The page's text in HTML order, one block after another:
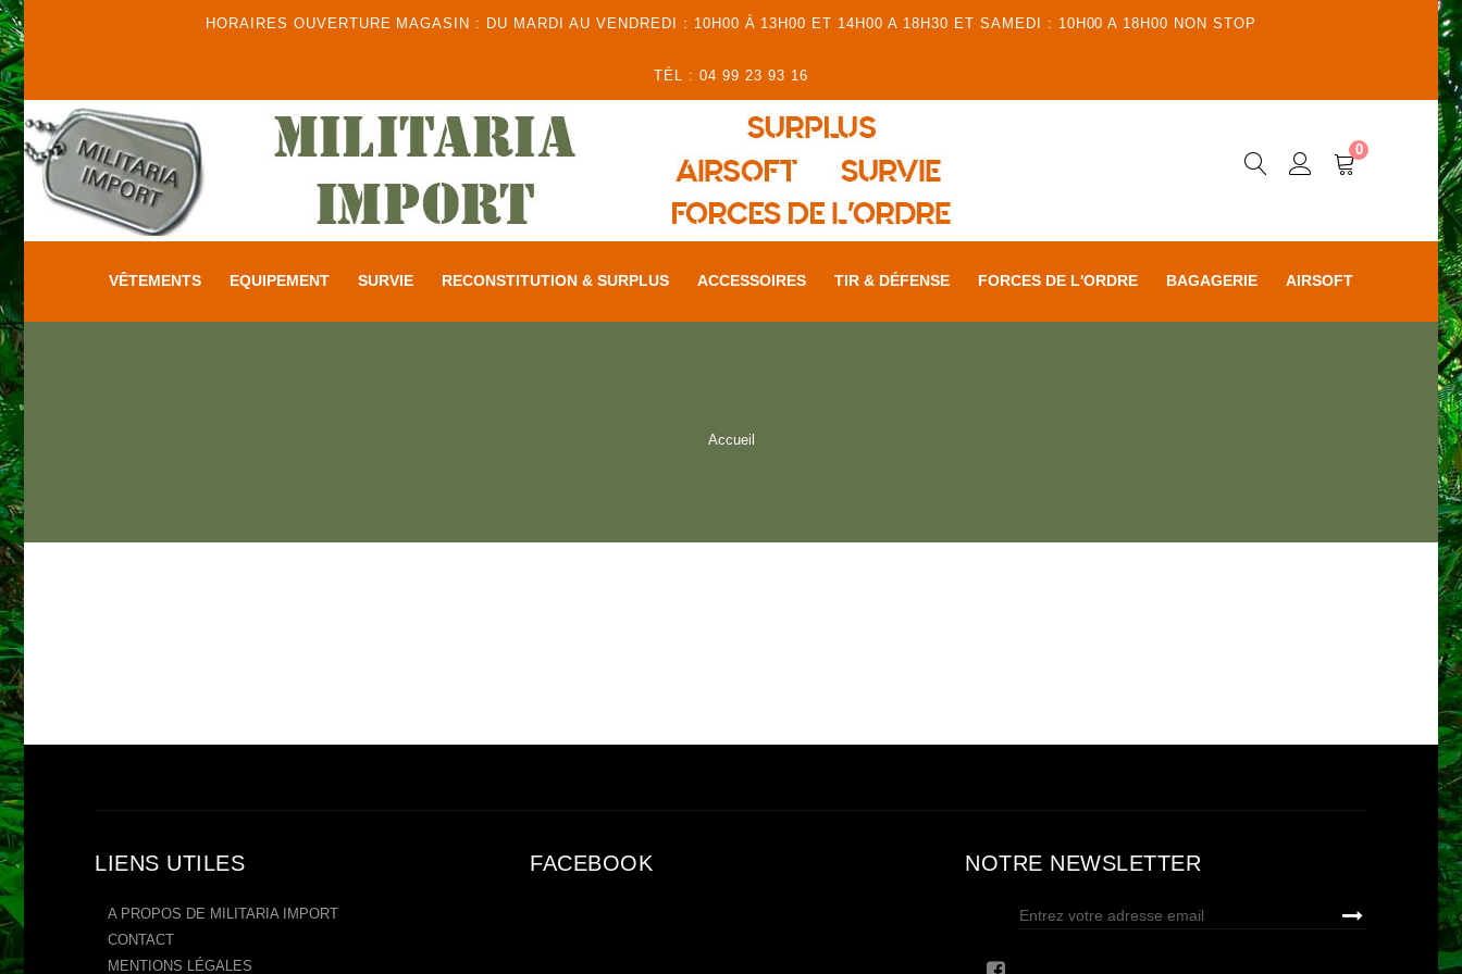
HORAIRES OUVERTURE MAGASIN : DU MARDI AU VENDREDI : 10H00 À 13H00 ET 14H00 A 18H30 ET SAMEDI : 10H00 A 18H00 NON STOP
TÉL : 04 99 23 93 16
0
VÊTEMENTS EQUIPEMENT SURVIE RECONSTITUTION & SURPLUS ACCESSOIRES TIR & DÉFENSE FORCES DE L'ORDRE BAGAGERIE AIRSOFT
Accueil
LIENS UTILES
A PROPOS DE MILITARIA IMPORT
CONTACT
MENTIONS LÉGALES
FACEBOOK NOTRE NEWSLETTER